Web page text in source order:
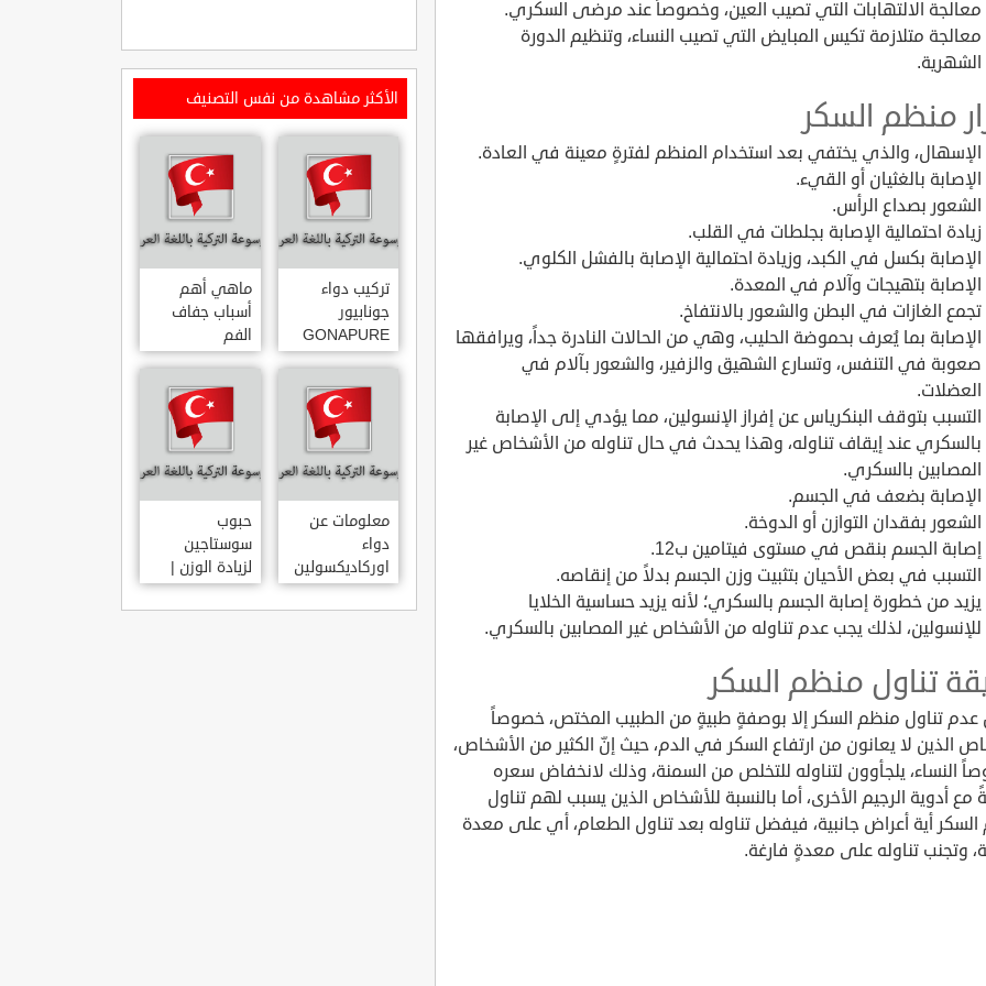
معالجة الالتهابات التي تصيب العين، وخصوصاً عند مرضى السكري.
معالجة متلازمة تكيس المبايض التي تصيب النساء، وتنظيم الدورة
الشهرية.
منظم السكر
الإسهال، والذي يختفي بعد استخدام المنظم لفترةٍ معينة في العادة.
الإصابة بالغثيان أو القيء.
الشعور بصداع الرأس.
زيادة احتمالية الإصابة بجلطات في القلب.
الإصابة بكسل في الكبد، وزيادة احتمالية الإصابة بالفشل الكلوي.
الإصابة بتهيجات وآلام في المعدة.
تجمع الغازات في البطن والشعور بالانتفاخ.
الإصابة بما يُعرف بحموضة الحليب، وهي من الحالات النادرة جداً، ويرافقها
صعوبة في التنفس، وتسارع الشهيق والزفير، والشعور بآلام في
العضلات.
التسبب بتوقف البنكرياس عن إفراز الإنسولين، مما يؤدي إلى الإصابة
بالسكري عند إيقاف تناوله، وهذا يحدث في حال تناوله من الأشخاص غير
المصابين بالسكري.
الإصابة بضعف في الجسم.
الشعور بفقدان التوازن أو الدوخة.
إصابة الجسم بنقص في مستوى فيتامين ب12.
التسبب في بعض الأحيان بتثبيت وزن الجسم بدلاً من إنقاصه.
يزيد من خطورة إصابة الجسم بالسكري؛ لأنه يزيد حساسية الخلايا
للإنسولين، لذلك يجب عدم تناوله من الأشخاص غير المصابين بالسكري.
تناول منظم السكر
تناول منظم السكر إلا بوصفةٍ طبيةٍ من الطبيب المختص، خصوصاً
الذين لا يعانون من ارتفاع السكر في الدم، حيث إنّ الكثير من الأشخاص،
النساء، يلجأوون لتناوله للتخلص من السمنة، وذلك لانخفاض سعره
مع أدوية الرجيم الأخرى، أما بالنسبة للأشخاص الذين يسبب لهم تناول
أية أعراض جانبية، فيفضل تناوله بعد تناول الطعام، أي على معدة
وتجنب تناوله على معدةٍ فارغة.
الأكثر مشاهدة من نفس التصنيف
تركيب دواء
جونابيور
GONAPURE
ودواعي
استخدامه
ماهي أهم
أسباب جفاف
الفم
معلومات عن
دواء
اوركاديكسولين
ORCHADEXOLINE
حبوب
سوستاجين
لزيادة الوزن |
دواء سوستاجين
أفضل برشام